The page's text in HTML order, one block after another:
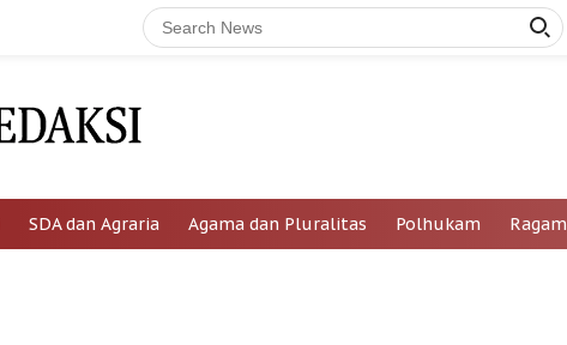
SDA dan Agraria Agama dan Pluralitas Polhukam Ragam